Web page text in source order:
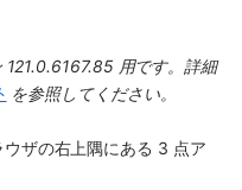
用です。詳細
を参照してください。
ザの右上隅にある 3 点ア